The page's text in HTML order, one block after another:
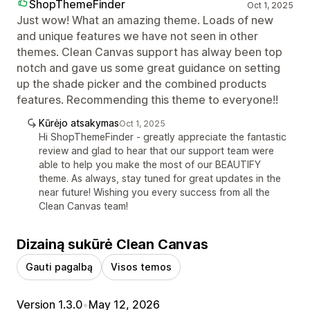
ShopThemeFinder Oct 1, 2025
Just wow! What an amazing theme. Loads of new
and unique features we have not seen in other
themes. Clean Canvas support has alway been top
notch and gave us some great guidance on setting
up the shade picker and the combined products
features. Recommending this theme to everyone!!
Kūrėjo atsakymasOct 1, 2025
Hi ShopThemeFinder - greatly appreciate the fantastic
review and glad to hear that our support team were
able to help you make the most of our BEAUTIFY
theme. As always, stay tuned for great updates in the
near future! Wishing you every success from all the
Clean Canvas team!
Dizainą sukūrė Clean Canvas
Gauti pagalbą Visos temos
Version 1.3.0•May 12, 2026